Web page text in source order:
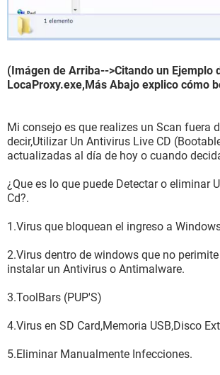
(Imágen de Arriba-->Citando un Ejemplo
LocaProxy.exe,Más Abajo explico cómo
Mi consejo es que realizes un Scan fuera
decir,Utilizar Un Antivirus Live CD
actualizadas al día de hoy o cuando
¿Que es lo que puede Detectar o eliminar
Cd?.
1.Virus que bloquean el ingreso a
2.Virus dentro de windows que no
instalar un Antivirus o Antimalware.
3.ToolBars (PUP'S)
4.Virus en SD Card,Memoria USB,Disco
5.Eliminar Manualmente Infecciones.